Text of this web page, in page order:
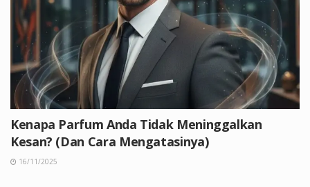
Kenapa Parfum Anda Tidak Meninggalkan
Kesan? (Dan Cara Mengatasinya)
16/11/2025